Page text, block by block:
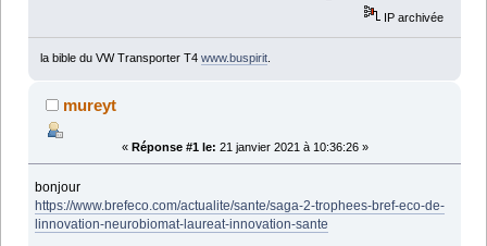
IP archivée
la bible du VW Transporter T4 www.buspirit.
mureyt
« Réponse #1 le: 21 janvier 2021 à 10:36:26 »
bonjour
https://www.brefeco.com/actualite/sante/saga-2-trophees-bref-eco-de-
linnovation-neurobiomat-laureat-innovation-sante